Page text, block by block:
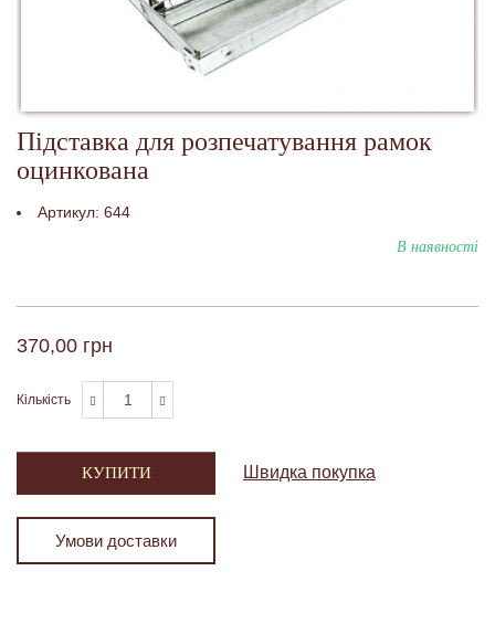
Підставка для розпечатування рамок
оцинкована
Артикул: 644
В наявності
370,00 грн
Кількість
КУПИТИ Швидка покупка
Умови доставки